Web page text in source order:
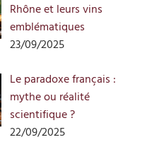
Rhône et leurs vins
emblématiques
23/09/2025
Le paradoxe français :
mythe ou réalité
scientifique ?
22/09/2025